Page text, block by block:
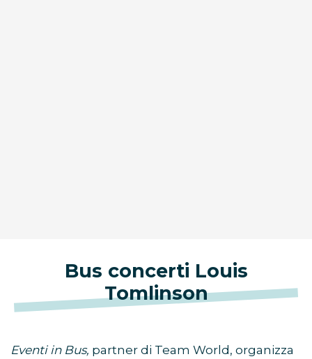
Bus concerti Louis
Tomlinson
Eventi in Bus, partner di Team World, organizza